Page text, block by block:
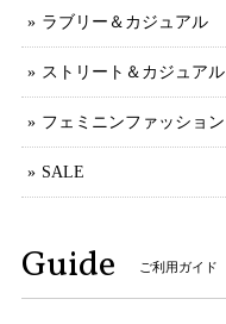
ラブリー＆カジュアル
ストリート＆カジュアル
フェミニンファッション
SALE
Guide ご利用ガイド